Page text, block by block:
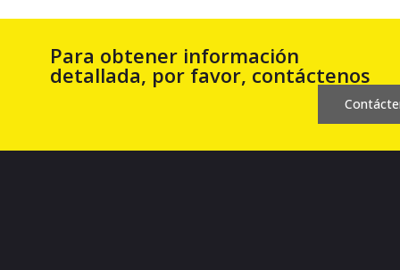
Para obtener información
detallada, por favor, contáctenos